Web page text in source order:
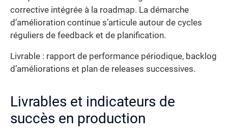
corrective intégrée à la roadmap. La démarche
d’amélioration continue s’articule autour de cycles
réguliers de feedback et de planification.
Livrable : rapport de performance périodique, backlog
d’améliorations et plan de releases successives.
Livrables et indicateurs de
succès en production